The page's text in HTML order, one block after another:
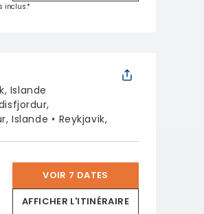
inclus.*
Islande
Islande
Reykjavik,
VOIR 7 DATES
AFFICHER L'ITINÉRAIRE